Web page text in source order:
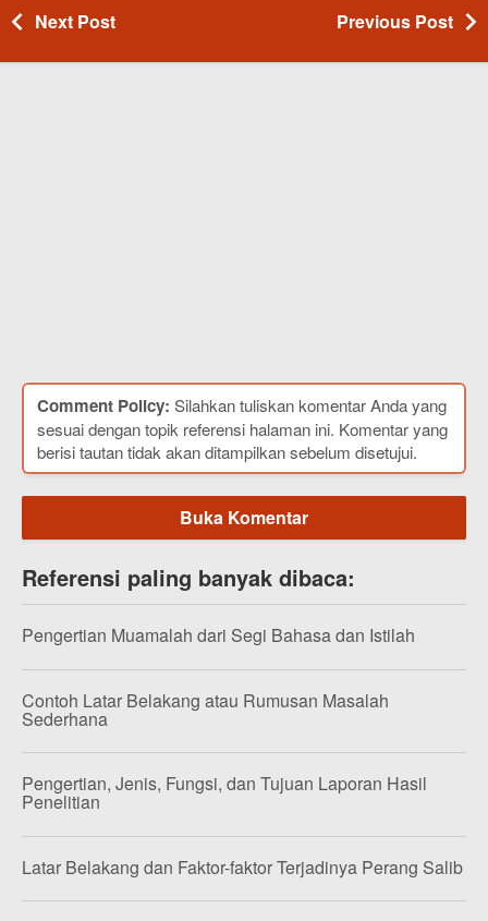
Next Post Previous Post
Comment Policy: Silahkan tuliskan komentar Anda yang
sesuai dengan topik referensi halaman ini. Komentar yang
berisi tautan tidak akan ditampilkan sebelum disetujui.
Buka Komentar
Referensi paling banyak dibaca:
Pengertian Muamalah dari Segi Bahasa dan Istilah
Contoh Latar Belakang atau Rumusan Masalah
Sederhana
Pengertian, Jenis, Fungsi, dan Tujuan Laporan Hasil
Penelitian
Latar Belakang dan Faktor-faktor Terjadinya Perang Salib